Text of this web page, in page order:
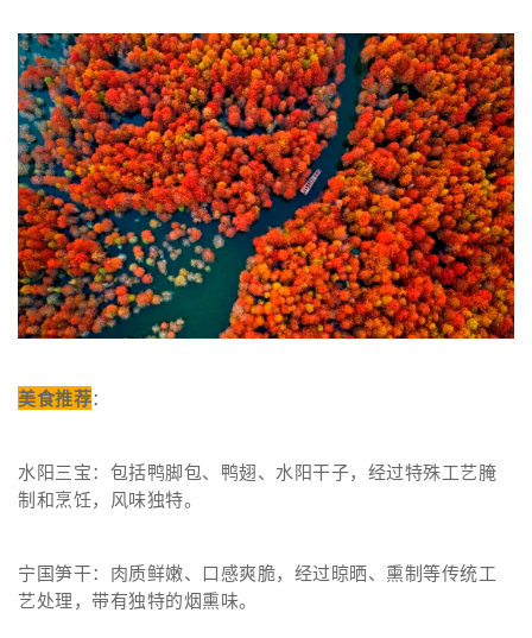
美食推荐：
水阳三宝：包括鸭脚包、鸭翅、水阳干子，经过特殊工艺腌
制和烹饪，风味独特。
宁国笋干：肉质鲜嫩、口感爽脆，经过晾晒、熏制等传统工
艺处理，带有独特的烟熏味。